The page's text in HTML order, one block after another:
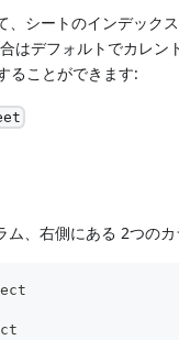
、シートのインデック
はデフォルトでカレ
ることができます:
ム、右側にある 2つの